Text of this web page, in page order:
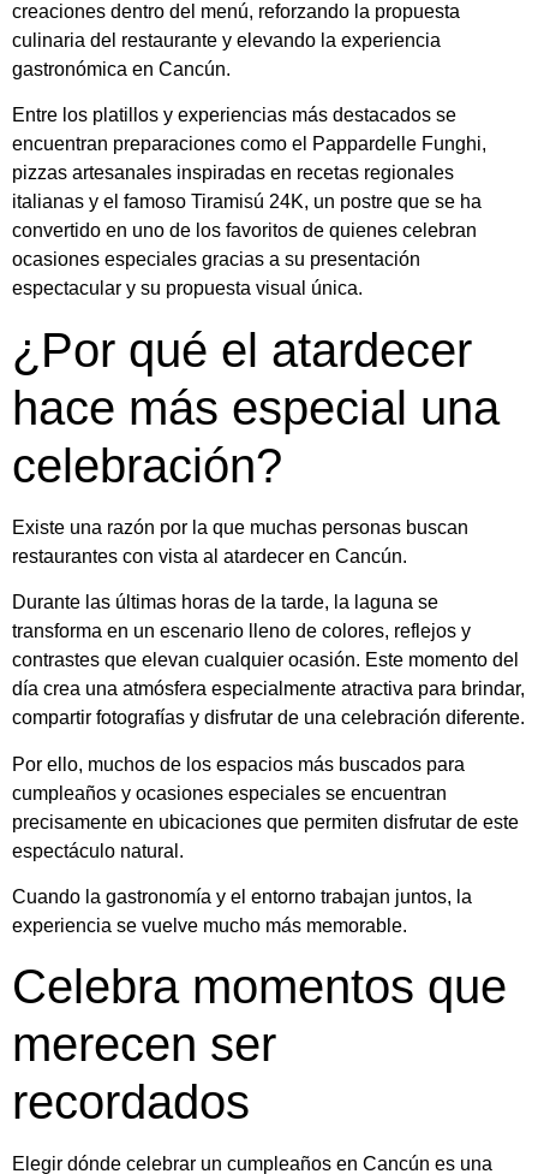
creaciones dentro del menú, reforzando la propuesta
culinaria del restaurante y elevando la experiencia
gastronómica en Cancún.
Entre los platillos y experiencias más destacados se
encuentran preparaciones como el Pappardelle Funghi,
pizzas artesanales inspiradas en recetas regionales
italianas y el famoso Tiramisú 24K, un postre que se ha
convertido en uno de los favoritos de quienes celebran
ocasiones especiales gracias a su presentación
espectacular y su propuesta visual única.
¿Por qué el atardecer
hace más especial una
celebración?
Existe una razón por la que muchas personas buscan
restaurantes con vista al atardecer en Cancún.
Durante las últimas horas de la tarde, la laguna se
transforma en un escenario lleno de colores, reflejos y
contrastes que elevan cualquier ocasión. Este momento del
día crea una atmósfera especialmente atractiva para brindar,
compartir fotografías y disfrutar de una celebración diferente.
Por ello, muchos de los espacios más buscados para
cumpleaños y ocasiones especiales se encuentran
precisamente en ubicaciones que permiten disfrutar de este
espectáculo natural.
Cuando la gastronomía y el entorno trabajan juntos, la
experiencia se vuelve mucho más memorable.
Celebra momentos que
merecen ser
recordados
Elegir dónde celebrar un cumpleaños en Cancún es una